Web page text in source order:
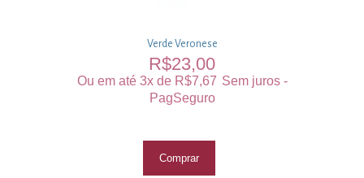
Verde Veronese
R$23,00
Ou em até 3x de R$7,67 Sem juros -
PagSeguro
Comprar